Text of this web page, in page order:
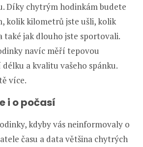
Díky chytrým hodinkám budete
kolik kilometrů jste ušli, kolik
také jak dlouho jste sportovali.
navíc měří tepovou
a kvalitu vašeho spánku.
více.
i o počasí
kdyby vás neinformovaly o
času a data většina chytrých